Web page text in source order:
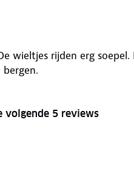
wieltjes rijden erg
volgende 5 reviews